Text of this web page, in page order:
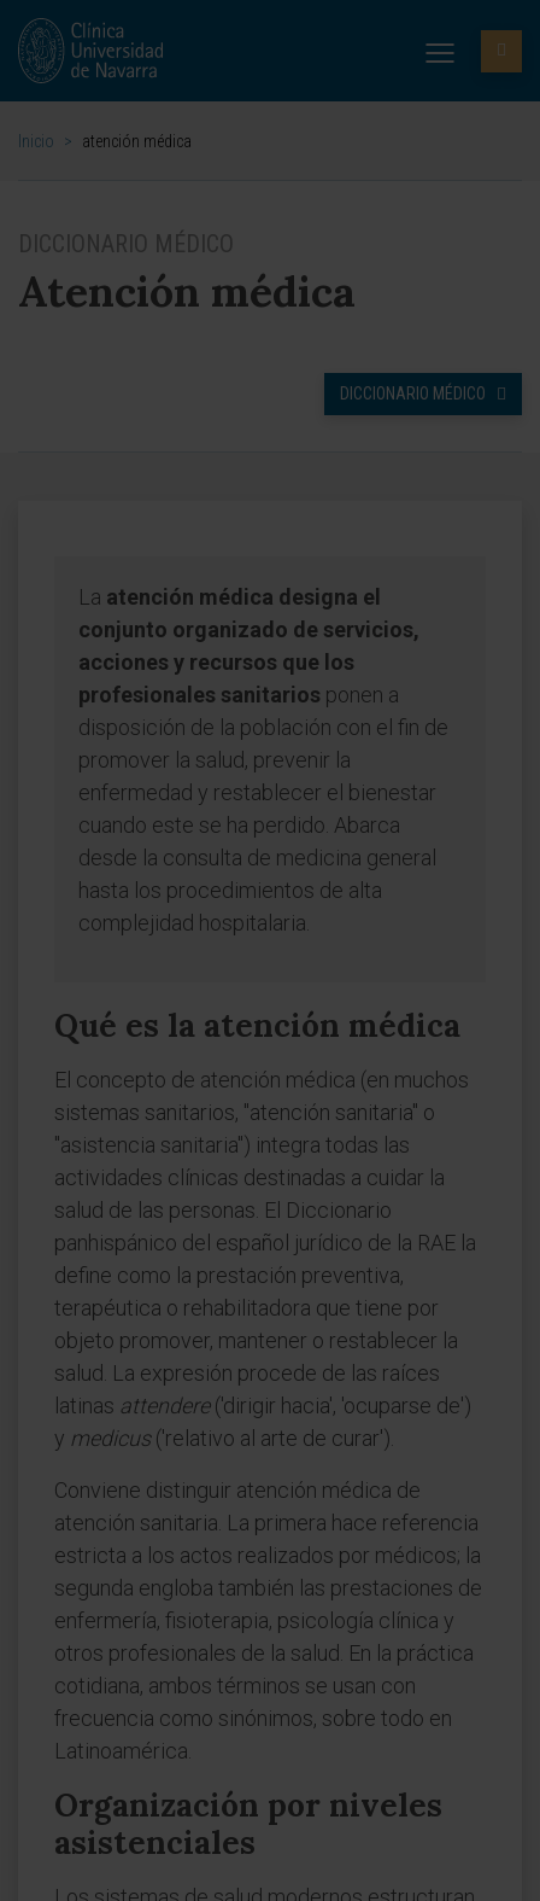
Inicio > atención médica
DICCIONARIO MÉDICO
Atención médica
DICCIONARIO MÉDICO
La atención médica designa el
conjunto organizado de servicios,
acciones y recursos que los
profesionales sanitarios ponen a
disposición de la población con el fin de
promover la salud, prevenir la
enfermedad y restablecer el bienestar
cuando este se ha perdido. Abarca
desde la consulta de medicina general
hasta los procedimientos de alta
complejidad hospitalaria.
Qué es la atención médica
El concepto de atención médica (en muchos
sistemas sanitarios, "atención sanitaria" o
"asistencia sanitaria") integra todas las
actividades clínicas destinadas a cuidar la
salud de las personas. El Diccionario
panhispánico del español jurídico de la RAE la
define como la prestación preventiva,
terapéutica o rehabilitadora que tiene por
objeto promover, mantener o restablecer la
salud. La expresión procede de las raíces
latinas attendere('dirigir hacia', 'ocuparse de')
y medicus('relativo al arte de curar').
Conviene distinguir atención médica de
atención sanitaria. La primera hace referencia
estricta a los actos realizados por médicos; la
segunda engloba también las prestaciones de
enfermería, fisioterapia, psicología clínica y
otros profesionales de la salud. En la práctica
cotidiana, ambos términos se usan con
frecuencia como sinónimos, sobre todo en
Latinoamérica.
Organización por niveles
asistenciales